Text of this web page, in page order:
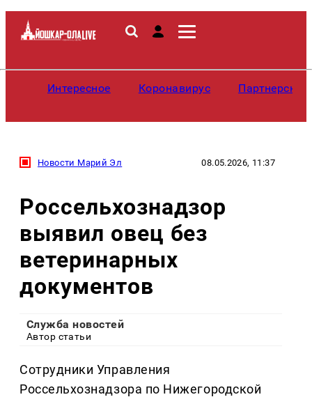
Интересное Коронавирус
Новости Марий Эл 08.05.2026, 11:37
Россельхознадзор
выявил овец без
ветеринарных
документов
Служба новостей
Автор статьи
Сотрудники Управления
Россельхознадзора по Нижегородской